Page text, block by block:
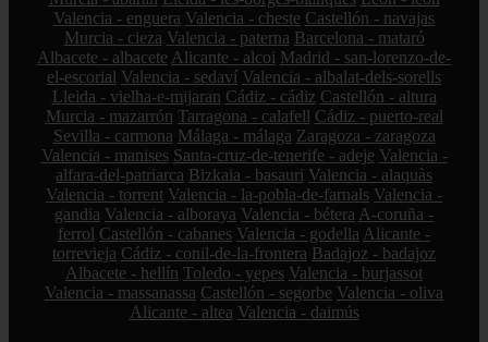
Valencia - enguera Valencia - cheste Castellón - navajas
Murcia - cieza Valencia - paterna Barcelona - mataró
Albacete - albacete Alicante - alcoi Madrid - san-lorenzo-de-
el-escorial Valencia - sedaví Valencia - albalat-dels-sorells
Lleida - vielha-e-mijaran Cádiz - cádiz Castellón - altura
Murcia - mazarrón Tarragona - calafell Cádiz - puerto-real
Sevilla - carmona Málaga - málaga Zaragoza - zaragoza
Valencia - manises Santa-cruz-de-tenerife - adeje Valencia -
alfara-del-patriarca Bizkaia - basauri Valencia - alaquàs
Valencia - torrent Valencia - la-pobla-de-farnals Valencia -
gandia Valencia - alboraya Valencia - bétera A-coruña -
ferrol Castellón - cabanes Valencia - godella Alicante -
torrevieja Cádiz - conil-de-la-frontera Badajoz - badajoz
Albacete - hellín Toledo - yepes Valencia - burjassot
Valencia - massanassa Castellón - segorbe Valencia - oliva
Alicante - altea Valencia - daimús